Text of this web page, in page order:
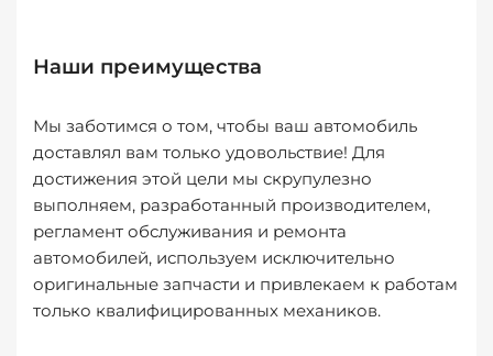
Наши преимущества
Мы заботимся о том, чтобы ваш автомобиль
доставлял вам только удовольствие! Для
достижения этой цели мы скрупулезно
выполняем, разработанный производителем,
регламент обслуживания и ремонта
автомобилей, используем исключительно
оригинальные запчасти и привлекаем к работам
только квалифицированных механиков.